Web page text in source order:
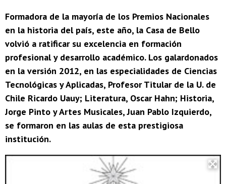
Formadora de la mayoría de los Premios Nacionales
en la historia del país, este año, la Casa de Bello
volvió a ratificar su excelencia en formación
profesional y desarrollo académico. Los galardonados
en la versión 2012, en las especialidades de Ciencias
Tecnológicas y Aplicadas, Profesor Titular de la U. de
Chile Ricardo Uauy; Literatura, Oscar Hahn; Historia,
Jorge Pinto y Artes Musicales, Juan Pablo Izquierdo,
se formaron en las aulas de esta prestigiosa
institución.